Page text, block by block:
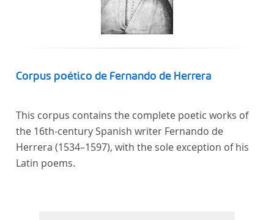
Frankreich begeben haben, bilden dabei den
Gegenstand der Edition.
Corpus poético de Fernando de Herrera
This corpus contains the complete poetic works of
the 16th-century Spanish writer Fernando de
Herrera (1534–1597), with the sole exception of his
Latin poems.